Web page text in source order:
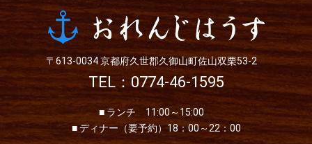
〒613-0034京都府久世郡久御山町佐山双栗53-2
TEL：0774-46-1595
■ ランチ 11:00～15:00
■ ディナー（要予約）18：00～22：00